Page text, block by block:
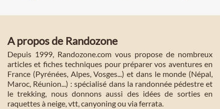
A propos de Randozone
Depuis 1999, Randozone.com vous propose de nombreux
articles et fiches techniques pour préparer vos aventures en
France (Pyrénées, Alpes, Vosges...) et dans le monde (Népal,
Maroc, Réunion...) : spécialisé dans la randonnée pédestre et
le trekking, nous donnons aussi des idées de sorties en
raquettes à neige, vtt, canyoning ou via ferrata.